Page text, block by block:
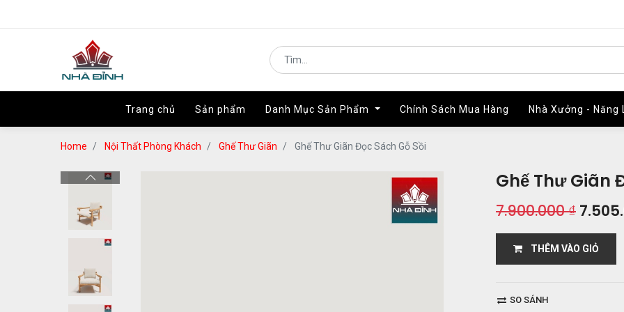
Trang chủ Sản phẩm Danh Mục Sản Phẩm Chính Sách Mua Hàng Nhà Xưởng - Năng
Trang chủ Sản phẩm Danh Mục Sản Phẩm Chính Sách Mua Hàng Nhà Xưởng - Năng
Home Nội Thất Phòng Khách Ghế Thư Giãn Ghế Thư Giãn Đọc Sách Gỗ Sồi
Ghế Thư Giãn
7.900.000₫
THÊM VÀO GIỎ
SO SÁNH